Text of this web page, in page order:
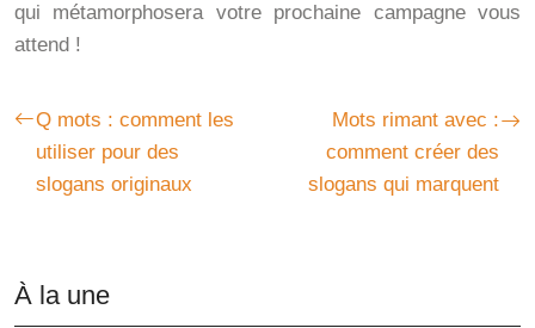
qui métamorphosera votre prochaine campagne vous
attend !
Q mots : comment les
utiliser pour des
slogans originaux
Mots rimant avec :
comment créer des
slogans qui marquent
À la une